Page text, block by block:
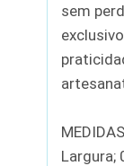
sem
Largura;